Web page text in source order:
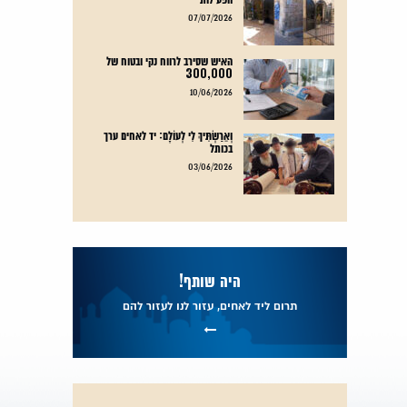
07/07/2026
האיש שסירב לרווח נקי ובטוח של
300,000
10/06/2026
וְאֵרַשְׂתִּיךְ לִי לְעוֹלָם: יד לאחים ערך
בכותל
03/06/2026
היה שותף!
תרום ליד לאחים, עזור לנו לעזור להם